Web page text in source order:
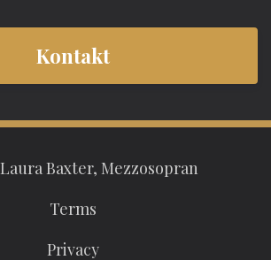
Baxter, Mezzosopran
Terms
Privacy